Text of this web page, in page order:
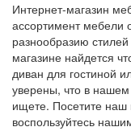
Интернет-магазин
ассортимент мебели
разнообразию
магазине найдется
диван для гостиной
уверены, что в нашем
ищете. Посетите наш
воспользуйтесь